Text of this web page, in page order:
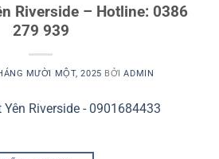
Riverside – Hotline: 0386
279 939
MƯỜI MỘT, 2025 BỞIADMIN